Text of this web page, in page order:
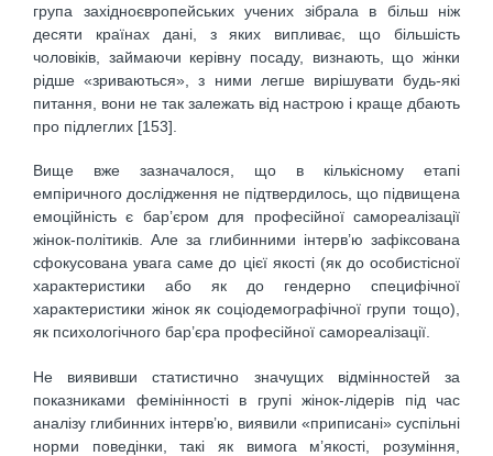
група західноєвропейських учених зібрала в більш ніж
десяти країнах дані, з яких випливає, що більшість
чоловіків, займаючи керівну посаду, визнають, що жінки
рідше «зриваються», з ними легше вирішувати будь-які
питання, вони не так залежать від настрою і краще дбають
про підлеглих [153].
Вище вже зазначалося, що в кількісному етапі
емпіричного дослідження не підтвердилось, що підвищена
емоційність є бар’єром для професійної самореалізації
жінок-політиків. Але за глибинними інтерв’ю зафіксована
сфокусована увага саме до цієї якості (як до особистісної
характеристики або як до гендерно специфічної
характеристики жінок як соціодемографічної групи тощо),
як психологічного бар’єра професійної самореалізації.
Не виявивши статистично значущих відмінностей за
показниками фемінінності в групі жінок-лідерів під час
аналізу глибинних інтерв’ю, виявили «приписані» суспільні
норми поведінки, такі як вимога м’якості, розуміння,